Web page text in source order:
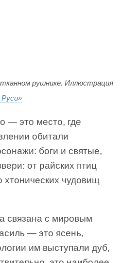
рушнике. Иллюстрация
Руси»
— это место, где
обитали
боги и святые,
от райских птиц
хтонических чудовищ
связана с мировым
— это ясень,
им выступали дуб,